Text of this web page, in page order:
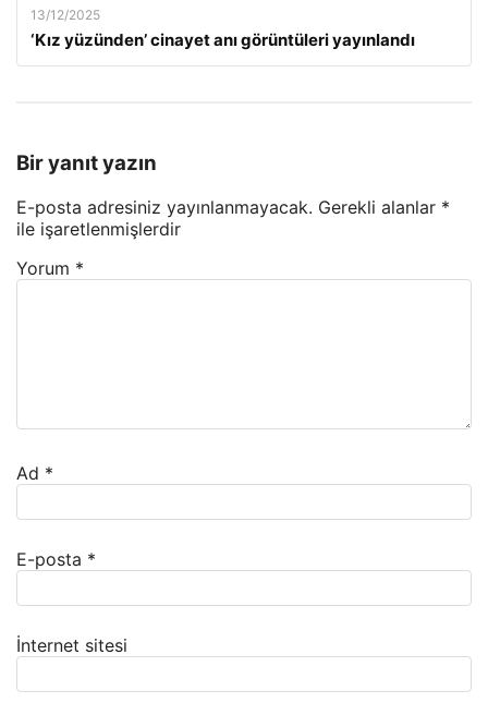
13/12/2025
‘Kız yüzünden’ cinayet anı görüntüleri yayınlandı
Bir yanıt yazın
E-posta adresiniz yayınlanmayacak. Gerekli alanlar *
ile işaretlenmişlerdir
Yorum *
Ad *
E-posta *
İnternet sitesi